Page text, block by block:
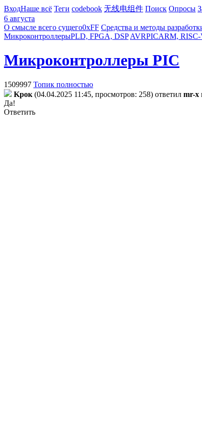
ВходНаше всё Теги codebook 无线电组件 Поиск Опросы
6 августа
О смысле всего сущего0xFF Средства и методы
МикроконтроллерыPLD, FPGA, DSP AVRPICARM,
Микроконтроллеры PIC
1509997 Топик полностью
Kpoк (04.04.2025 11:45, просмотров: 258) ответил mr-x
Да!
Ответить